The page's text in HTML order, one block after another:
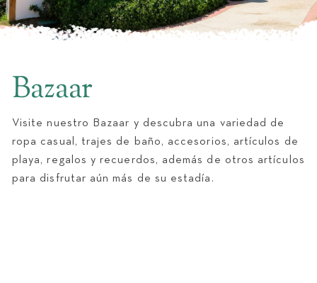
GRUPOS Y EVENTOS
AMENIDADES
BLOG
Bazaar
Visite nuestro Bazaar y descubra una variedad de
ropa casual, trajes de baño, accesorios, artículos de
playa, regalos y recuerdos, además de otros artículos
para disfrutar aún más de su estadía.